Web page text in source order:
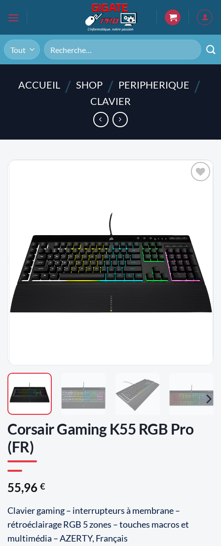
Recherche
pour :
ACCUEIL / SHOP / PERIPHERIQUE /
CLAVIER
Corsair Gaming K55 RGB Pro
(FR)
55,96 €
Clavier gaming – interrupteurs à membrane –
rétroéclairage RGB 5 zones – touches macros et
multimédia – AZERTY, Français